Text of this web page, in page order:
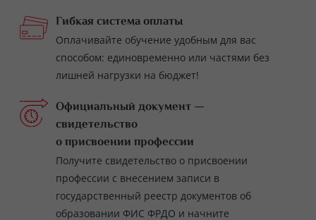
Гибкая система оплаты
Оплачивайте обучение удобным для вас
способом: единовременно или частями без
лишней нагрузки на бюджет!
Официальный документ —
свидетельство
о присвоении профессии
Получите свидетельство о присвоении
профессии с внесением записи в
государственный реестр документов об
образовании ФИС ФРДО и начните